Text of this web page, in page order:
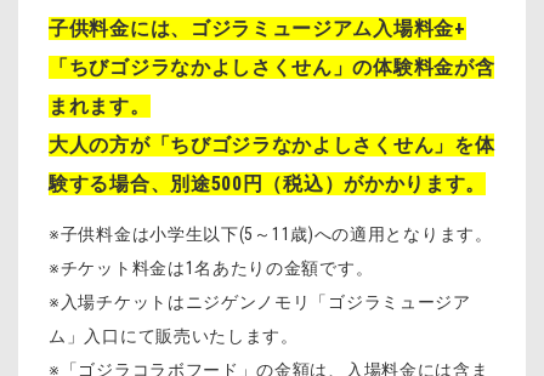
子供料金には、ゴジラミュージアム入場料金+
「ちびゴジラなかよしさくせん」の体験料金が含
まれます。
大人の方が「ちびゴジラなかよしさくせん」を体
験する場合、別途500 円（税込）がかかります。
※子供料金は小学生以下(5 ～ 11 歳)への適用となります。
※チケット料金は1名あたりの金額です。
※入場チケットはニジゲンノモリ「ゴジラミュージア
ム」入口にて販売いたします。
※「ゴジラコラボフード」の金額は、入場料金には含ま